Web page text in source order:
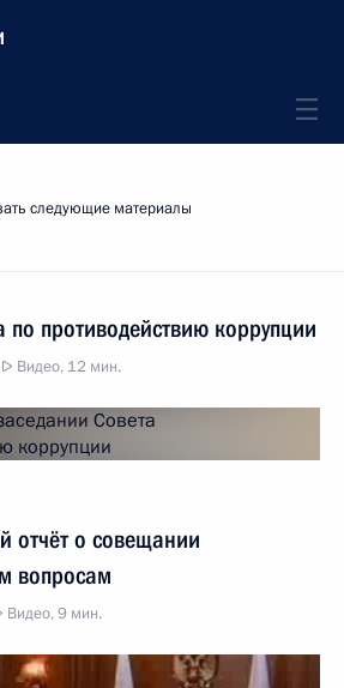
следующие материалы
по противодействию коррупции
Видео, 12 мин.
отчёт о совещании
вопросам
Видео, 9 мин.